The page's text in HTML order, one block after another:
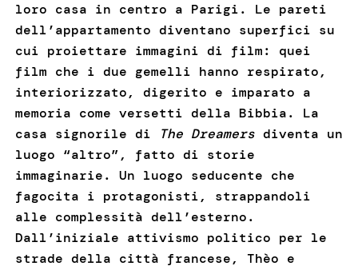
loro casa in centro a Parigi. Le pareti
dell’appartamento diventano superfici su
cui proiettare immagini di film: quei
film che i due gemelli hanno respirato,
interiorizzato, digerito e imparato a
memoria come versetti della Bibbia. La
casa signorile di
The Dreamersdiventa un
luogo “altro”, fatto di storie
immaginarie. Un luogo seducente che
fagocita i protagonisti, strappandoli
alle complessità dell’esterno.
Dall’iniziale attivismo politico per le
strade della città francese, Thèo e